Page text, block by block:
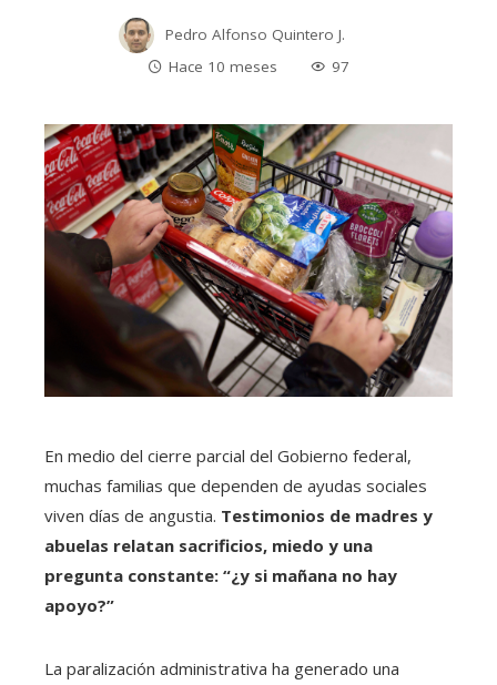
Pedro Alfonso Quintero J.
Hace 10 meses
97
En medio del cierre parcial del Gobierno federal,
muchas familias que dependen de ayudas sociales
viven días de angustia. Testimonios de madres y
abuelas relatan sacrificios, miedo y una
pregunta constante: “¿y si mañana no hay
apoyo?”
La paralización administrativa ha generado una